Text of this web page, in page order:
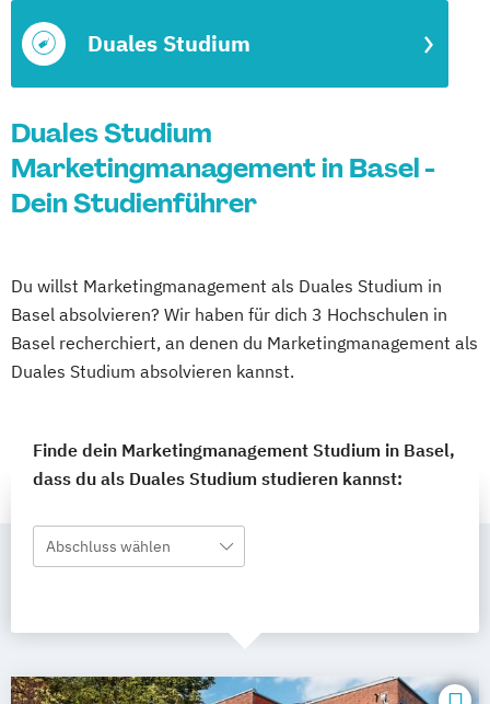
Duales Studium
Duales Studium
Marketingmanagement in Basel -
Dein Studienführer
Du willst Marketingmanagement als Duales Studium in
Basel absolvieren? Wir haben für dich 3 Hochschulen in
Basel recherchiert, an denen du Marketingmanagement als
Duales Studium absolvieren kannst.
Finde dein Marketingmanagement Studium in Basel,
dass du als Duales Studium studieren kannst:
Abschluss wählen